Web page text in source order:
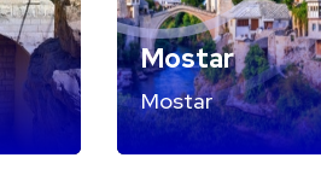
Mostar
Mostar